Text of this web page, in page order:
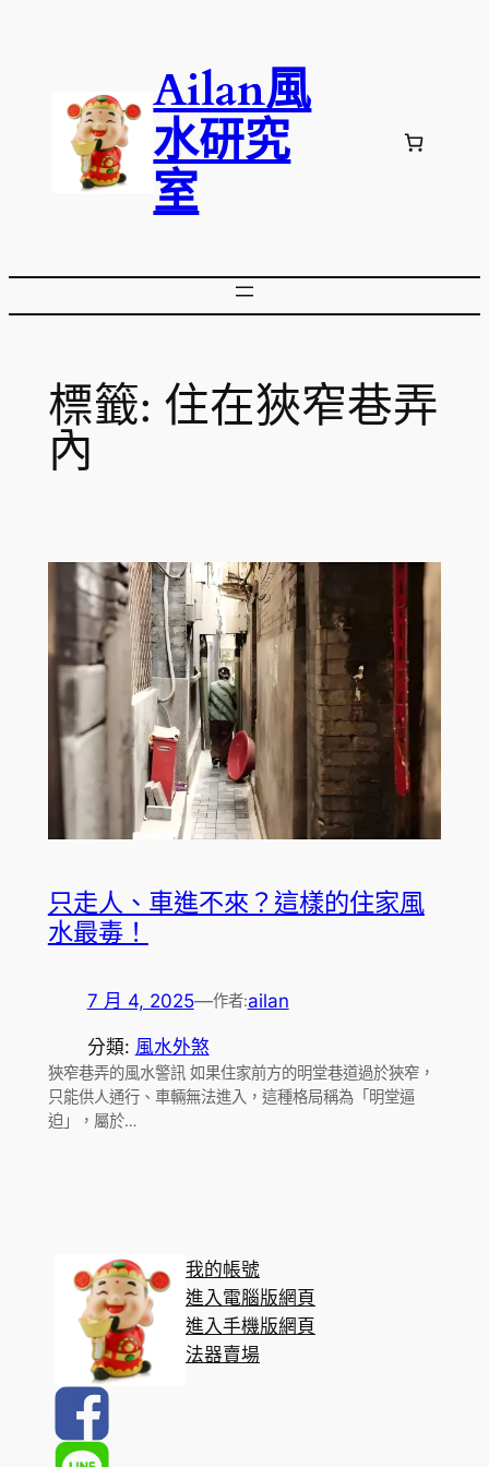
Ailan風
水研究
室
標籤: 住在狹窄巷弄
內
只走人、車進不來？這樣的住家風
水最毒！
7 月 4, 2025—作者:ailan
分類: 風水外煞
狹窄巷弄的風水警訊 如果住家前方的明堂巷道過於狹窄，
只能供人通行、車輛無法進入，這種格局稱為「明堂逼
迫」，屬於…
我的帳號
進入電腦版網頁
進入手機版網頁
法器賣場